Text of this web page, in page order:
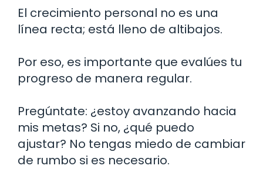
El crecimiento personal no es una
línea recta; está lleno de altibajos.
Por eso, es importante que evalúes tu
progreso de manera regular.
Pregúntate: ¿estoy avanzando hacia
mis metas? Si no, ¿qué puedo
ajustar? No tengas miedo de cambiar
de rumbo si es necesario.